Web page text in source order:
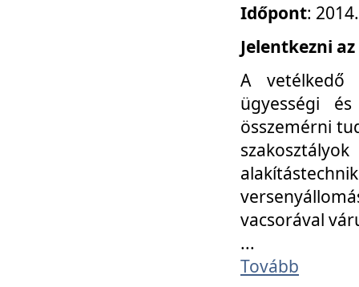
Időpont:
Jelentkezni az
A vetélkedő
ügyességi
összemérni
vacsorával
...
Tovább